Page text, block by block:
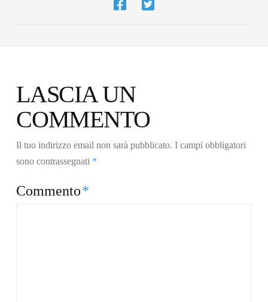
LASCIA UN
COMMENTO
Il tuo indirizzo email non sarà pubblicato. I campi obbligatori
sono contrassegnati *
Commento*